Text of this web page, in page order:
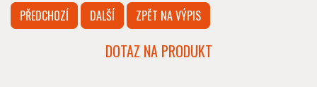
PŘEDCHOZÍ DALŠÍ ZPĚT NA VÝPIS
DOTAZ NA PRODUKT